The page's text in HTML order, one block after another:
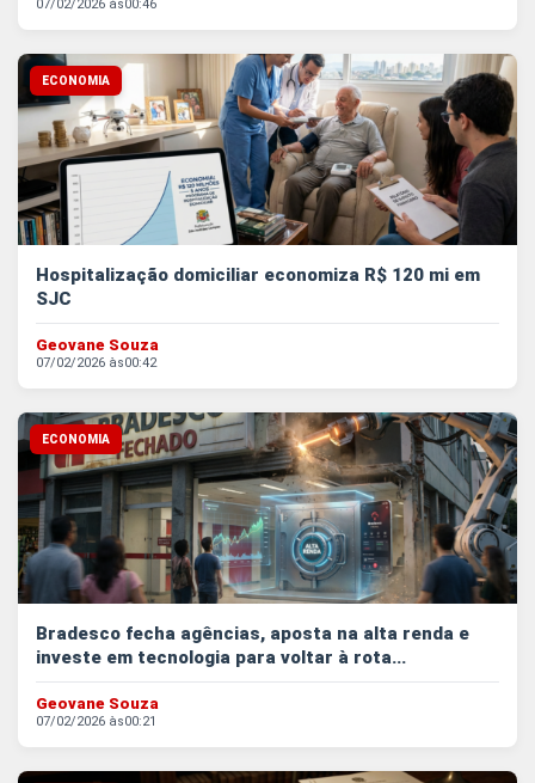
07/02/2026 às00:46
ECONOMIA
Hospitalização domiciliar economiza R$ 120 mi em
SJC
Geovane Souza
07/02/2026 às00:42
ECONOMIA
Bradesco fecha agências, aposta na alta renda e
investe em tecnologia para voltar à rota...
Geovane Souza
07/02/2026 às00:21